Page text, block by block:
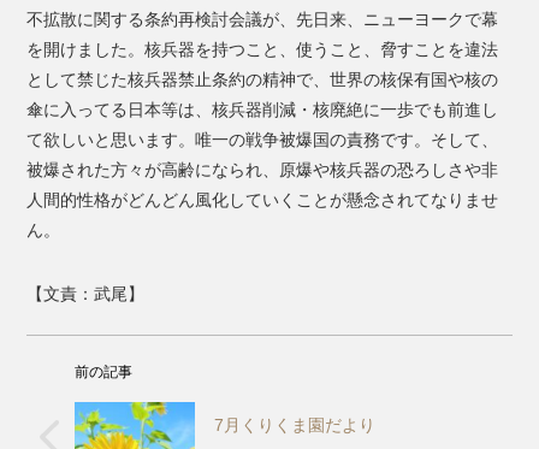
不拡散に関する条約再検討会議が、先日来、ニューヨークで幕
を開けました。核兵器を持つこと、使うこと、脅すことを違法
として禁じた核兵器禁止条約の精神で、世界の核保有国や核の
傘に入ってる日本等は、核兵器削減・核廃絶に一歩でも前進し
て欲しいと思います。唯一の戦争被爆国の責務です。そして、
被爆された方々が高齢になられ、原爆や核兵器の恐ろしさや非
人間的性格がどんどん風化していくことが懸念されてなりませ
ん。
【文責：武尾】
前の記事
7月くりくま園だより